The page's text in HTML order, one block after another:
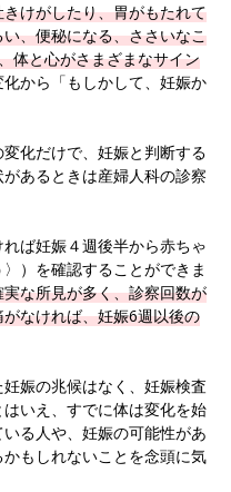
けがしたり、胃がもたれて
、便秘になる、ささいなこ
体と心がさまざまなサイン
から「もしかして、妊娠か
化だけで、妊娠と判断する
あるときは産婦人科の診察
ば妊娠４週後半から赤ちゃ
）を確認することができま
な所見が多く、診察回数が
なければ、妊娠6週以後の
娠の兆候はなく、妊娠検査
いえ、すでに体は変化を始
る人や、妊娠の可能性があ
もしれないことを念頭に気